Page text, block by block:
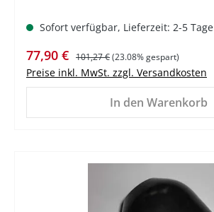
Sofort verfügbar, Lieferzeit: 2-5 Tage
Verkaufspreis:
77,90 € Regulärer Preis:
101,27 €(23.08% gespart)
Preise inkl. MwSt. zzgl. Versandkosten
In den Warenkorb